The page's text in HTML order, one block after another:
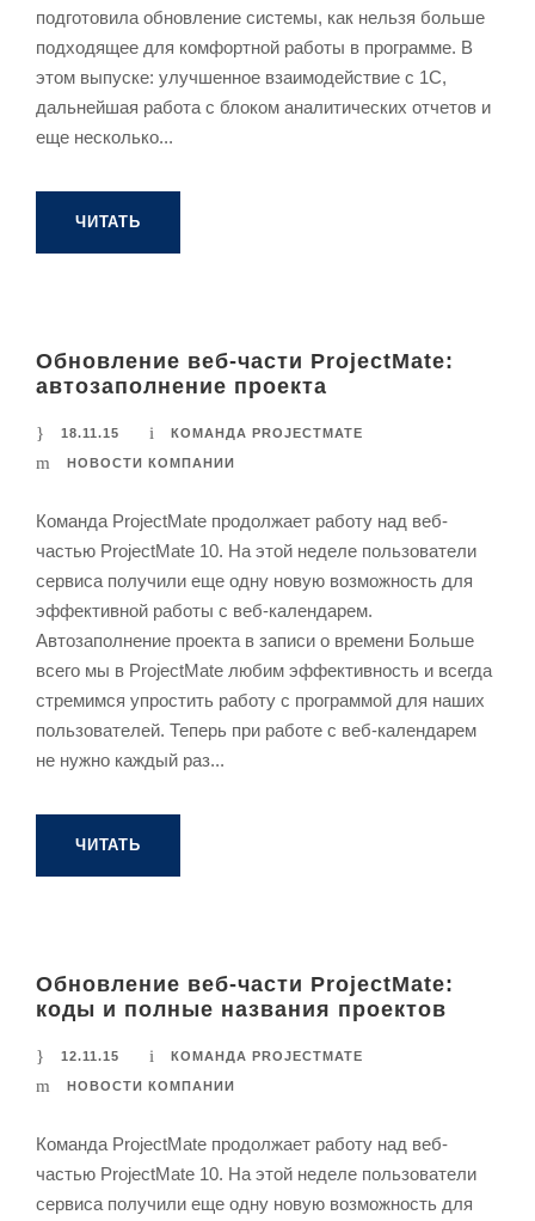
подготовила обновление системы, как нельзя больше
подходящее для комфортной работы в программе. В
этом выпуске: улучшенное взаимодействие с 1С,
дальнейшая работа с блоком аналитических отчетов и
еще несколько...
ЧИТАТЬ
Обновление веб-части ProjectMate:
автозаполнение проекта
18.11.15 КОМАНДА PROJECTMATE
НОВОСТИ КОМПАНИИ
Команда ProjectMate продолжает работу над веб-
частью ProjectMate 10. На этой неделе пользователи
сервиса получили еще одну новую возможность для
эффективной работы с веб-календарем.
Автозаполнение проекта в записи о времени Больше
всего мы в ProjectMate любим эффективность и всегда
стремимся упростить работу с программой для наших
пользователей. Теперь при работе с веб-календарем
не нужно каждый раз...
ЧИТАТЬ
Обновление веб-части ProjectMate:
коды и полные названия проектов
12.11.15 КОМАНДА PROJECTMATE
НОВОСТИ КОМПАНИИ
Команда ProjectMate продолжает работу над веб-
частью ProjectMate 10. На этой неделе пользователи
сервиса получили еще одну новую возможность для